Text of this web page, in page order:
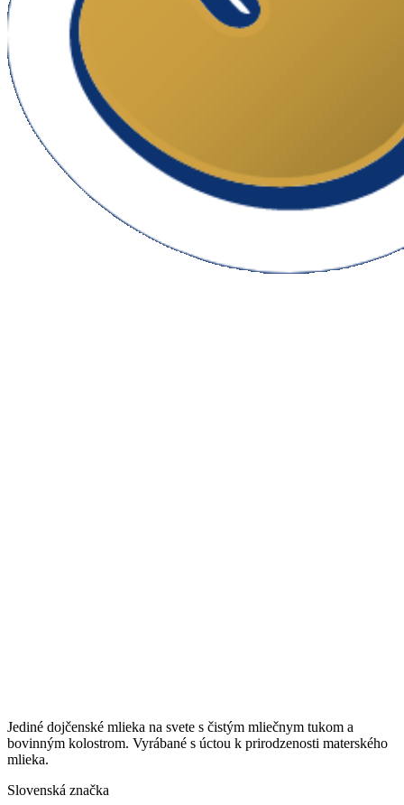
Jediné dojčenské mlieka na svete s čistým mliečnym tukom a
bovinným kolostrom. Vyrábané s úctou k prirodzenosti materského
mlieka.
Slovenská značka